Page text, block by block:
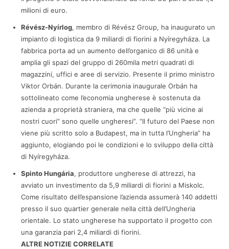
milioni di euro.
Révész-Nyírlog, membro di Révész Group, ha inaugurato un
impianto di logistica da 9 miliardi di fiorini a Nyíregyháza. La
fabbrica porta ad un aumento dell’organico di 86 unità e
amplia gli spazi del gruppo di 260mila metri quadrati di
magazzini, uffici e aree di servizio. Presente il primo ministro
Viktor Orbán. Durante la cerimonia inaugurale Orbán ha
sottolineato come l’economia ungherese è sostenuta da
azienda a proprietà straniera, ma che quelle “più vicine ai
nostri cuori” sono quelle ungheresi”. “Il futuro del Paese non
viene più scritto solo a Budapest, ma in tutta l’Ungheria” ha
aggiunto, elogiando poi le condizioni e lo sviluppo della città
di Nyíregyháza.
Spinto Hungária, produttore ungherese di attrezzi, ha
avviato un investimento da 5,9 miliardi di fiorini a Miskolc.
Come risultato dell’espansione l’azienda assumerà 140 addetti
presso il suo quartier generale nella città dell’Ungheria
orientale. Lo stato ungherese ha supportato il progetto con
una garanzia pari 2,4 miliardi di fiorini.
ALTRE NOTIZIE CORRELATE